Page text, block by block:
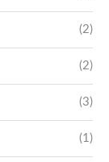
(2)
(2)
(3)
(1)